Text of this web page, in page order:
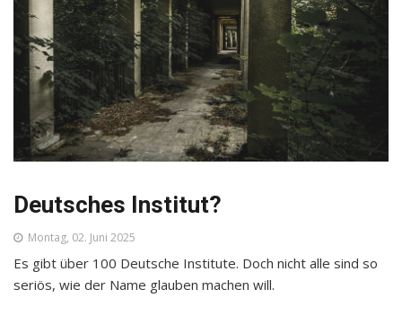
Deutsches Institut?
Montag, 02. Juni 2025
Es gibt über 100 Deutsche Institute. Doch nicht alle sind so
seriös, wie der Name glauben machen will.